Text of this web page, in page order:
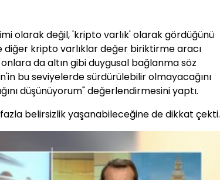
olarak değil, 'kripto varlık' olarak gördüğünü
kripto varlıklar değer biriktirme aracı
da altın gibi duygusal bağlanma söz
bu seviyelerde sürdürülebilir olmayacağını
düşünüyorum" değerlendirmesini yaptı.
belirsizlik yaşanabileceğine de dikkat çekti.